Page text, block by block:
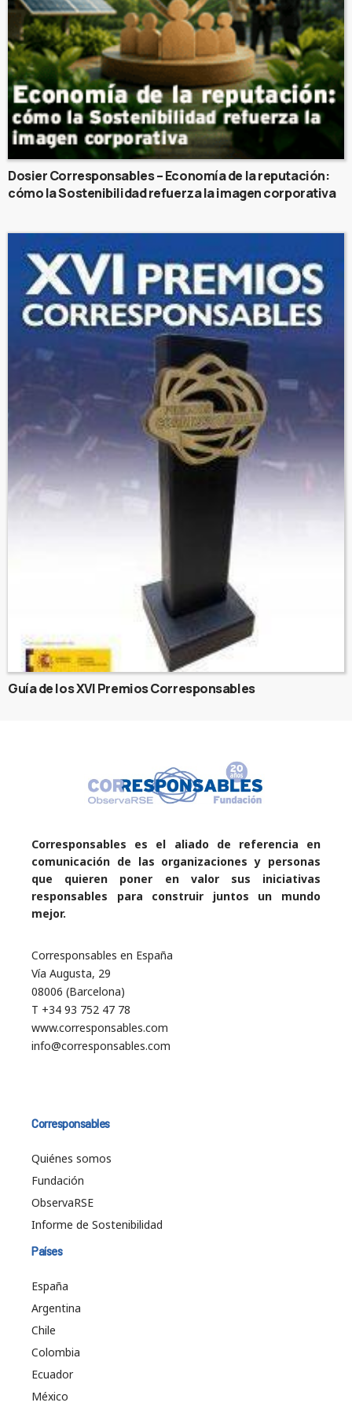
Dosier Corresponsables – Economía de la reputación:
cómo la Sostenibilidad refuerza la imagen corporativa
Guía de los XVI Premios Corresponsables
Corresponsables es el aliado de referencia en
comunicación de las organizaciones y personas
que quieren poner en valor sus iniciativas
responsables para construir juntos un mundo
mejor.
Corresponsables en España
Vía Augusta, 29
08006 (Barcelona)
T +34 93 752 47 78
www.corresponsables.com
info@corresponsables.com
Corresponsables
Quiénes somos
Fundación
ObservaRSE
Informe de Sostenibilidad
Países
España
Argentina
Chile
Colombia
Ecuador
México